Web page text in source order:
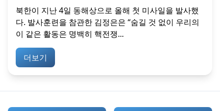
북한이 지난 4일 동해상으로 올해 첫 미사일을 발사했
다. 발사훈련을 참관한 김정은은 “숨길 것 없이 우리의
이 같은 활동은 명백히 핵전쟁...
더보기